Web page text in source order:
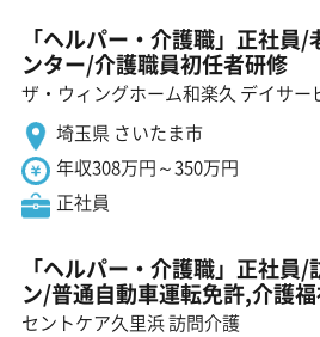
「ヘルパー・介護職」正社員
ンター/介護職員初任者研修
ザ・ウィングホーム和楽久 デイサー
埼玉県 さいたま市
年収308万円～350万円
正社員
「ヘルパー・介護職」正社員
ン/普通自動車運転免許,介護
セントケア久里浜 訪問介護